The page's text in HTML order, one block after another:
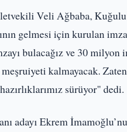
Veli Ağbaba, Kuğulu
gelmesi için kurulan
bulacağız ve 30 milyon
meşruiyeti kalmayacak.
sürüyor" dedi.
adayı Ekrem